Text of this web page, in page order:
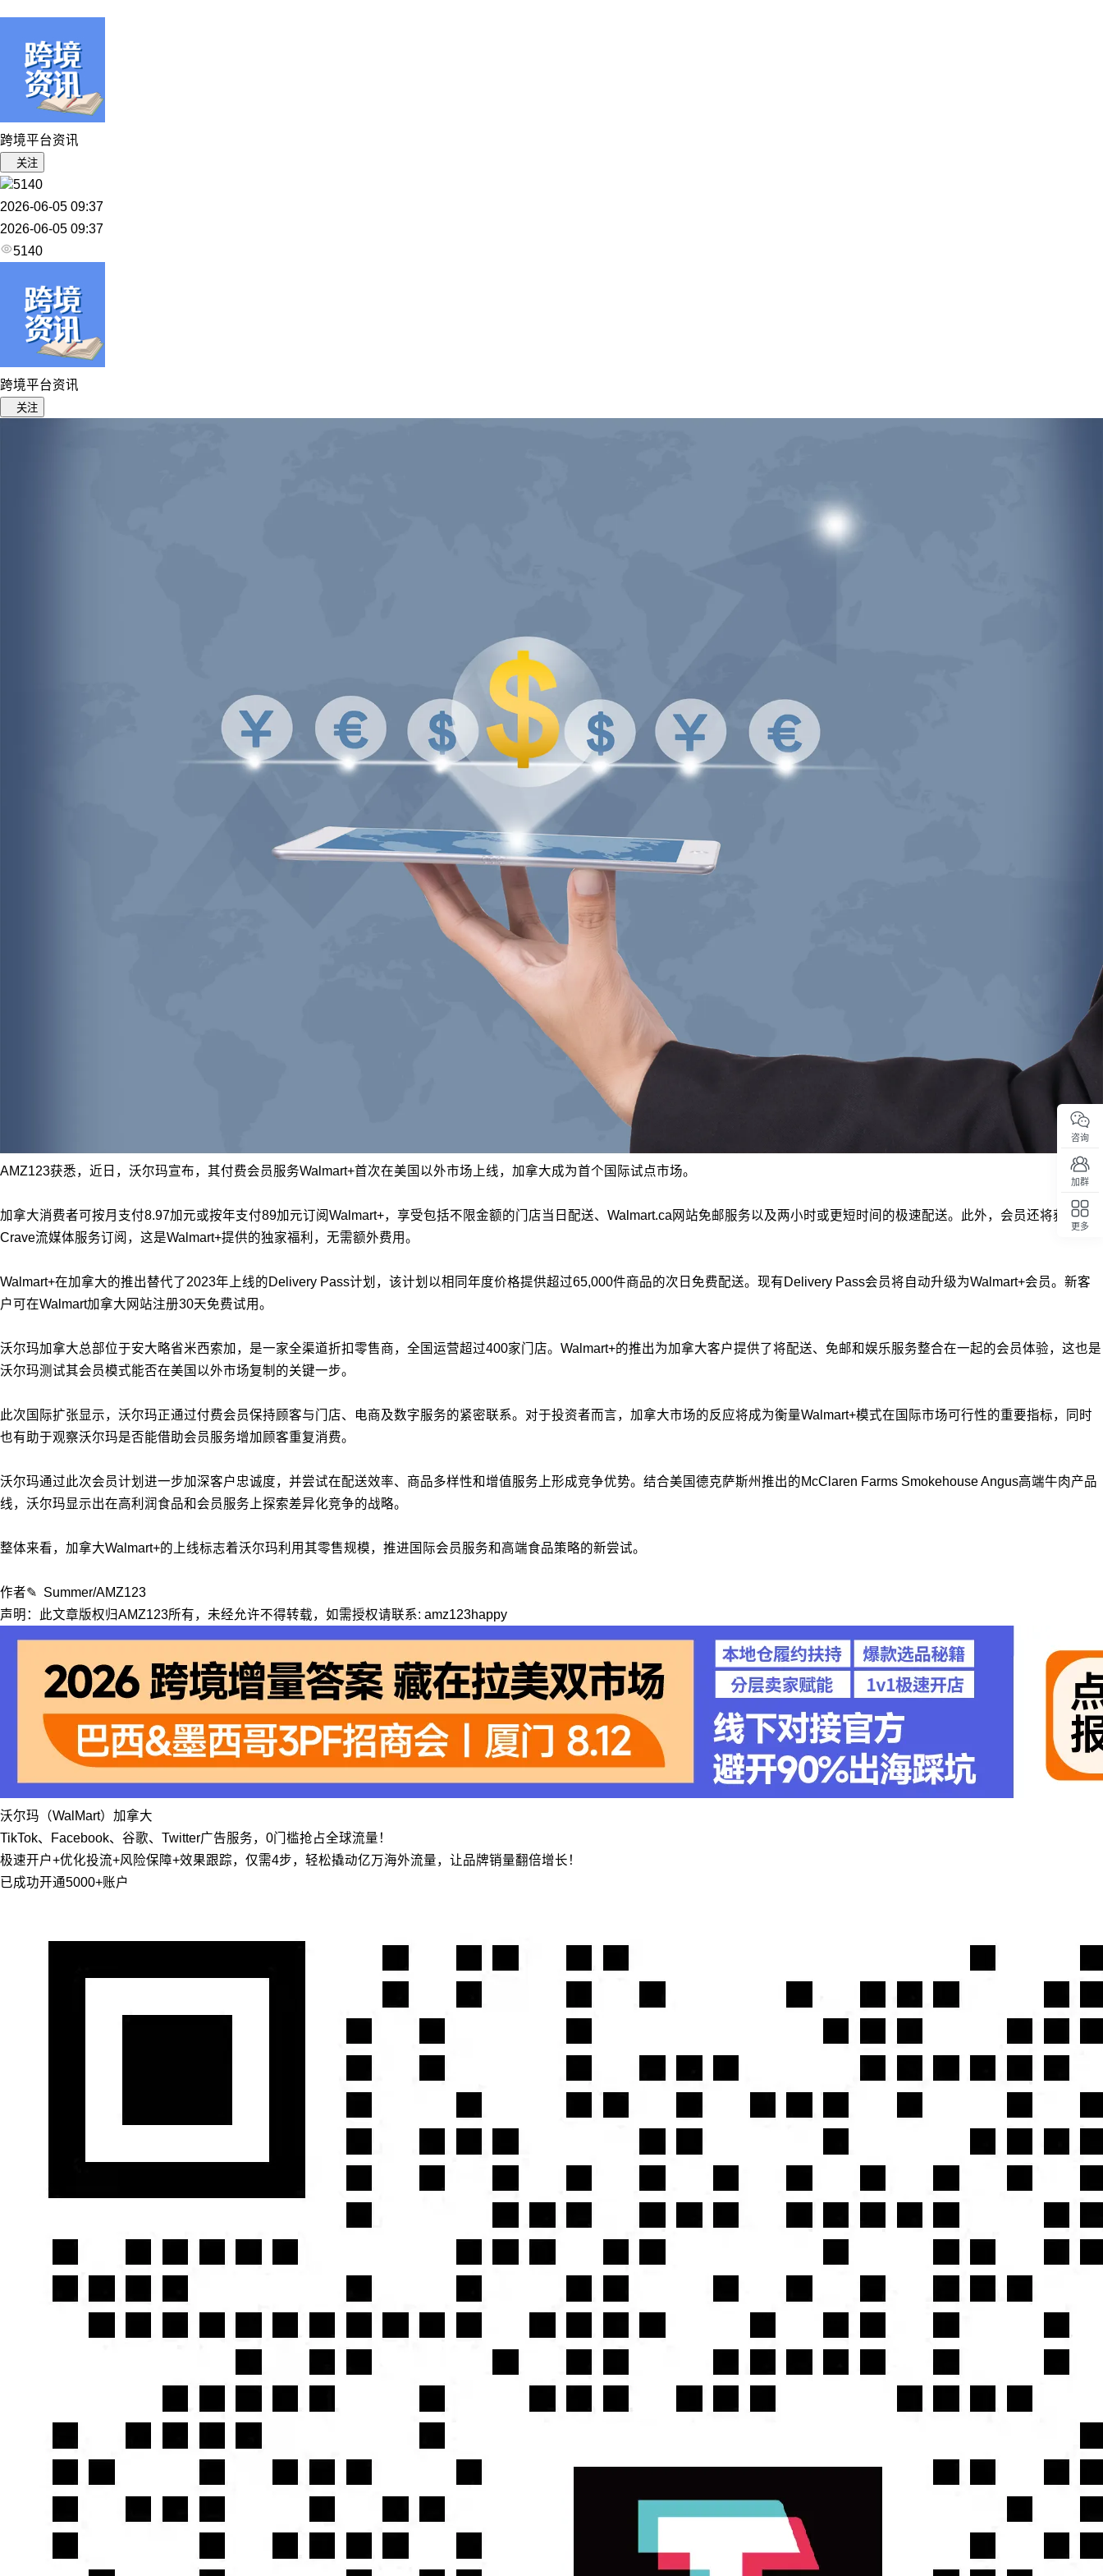
跨境平台资讯
关注
5140
2026-06-05 09:37
2026-06-05 09:37
5140
跨境平台资讯
关注
AMZ123获悉，近日，沃尔玛宣布，其付费会员服务Walmart+首次在美国以外市场上线，加拿大成为首个国际试点市场。
加拿大消费者可按月支付8.97加元或按年支付89加元订阅Walmart+，享受包括不限金额的门店当日配送、Walmart.ca网站免邮服务以及两小时或更短时间的极速配送。此外，会员还将获得
Crave流媒体服务订阅，这是Walmart+提供的独家福利，无需额外费用。
Walmart+在加拿大的推出替代了2023年上线的Delivery Pass计划，该计划以相同年度价格提供超过65,000件商品的次日免费配送。现有Delivery Pass会员将自动升级为Walmart+会员。新客
户可在Walmart加拿大网站注册30天免费试用。
沃尔玛加拿大总部位于安大略省米西索加，是一家全渠道折扣零售商，全国运营超过400家门店。Walmart+的推出为加拿大客户提供了将配送、免邮和娱乐服务整合在一起的会员体验，这也是
沃尔玛测试其会员模式能否在美国以外市场复制的关键一步。
此次国际扩张显示，沃尔玛正通过付费会员保持顾客与门店、电商及数字服务的紧密联系。对于投资者而言，加拿大市场的反应将成为衡量Walmart+模式在国际市场可行性的重要指标，同时
也有助于观察沃尔玛是否能借助会员服务增加顾客重复消费。
沃尔玛通过此次会员计划进一步加深客户忠诚度，并尝试在配送效率、商品多样性和增值服务上形成竞争优势。结合美国德克萨斯州推出的McClaren Farms Smokehouse Angus高端牛肉产品
线，沃尔玛显示出在高利润食品和会员服务上探索差异化竞争的战略。
整体来看，加拿大Walmart+的上线标志着沃尔玛利用其零售规模，推进国际会员服务和高端食品策略的新尝试。
作者✎ Summer/AMZ123
声明：此文章版权归AMZ123所有，未经允许不得转载，如需授权请联系: amz123happy
沃尔玛（WalMart） 加拿大
TikTok、Facebook、谷歌、Twitter广告服务，0门槛抢占全球流量！
极速开户+优化投流+风险保障+效果跟踪，仅需4步，轻松撬动亿万海外流量，让品牌销量翻倍增长！
已成功开通5000+账户
咨询
加群
更多